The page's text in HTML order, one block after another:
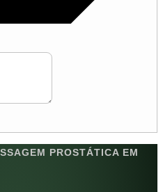
PROSTÁTICA EM